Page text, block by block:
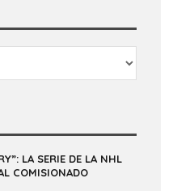
LA SERIE DE LA NHL
COMISIONADO